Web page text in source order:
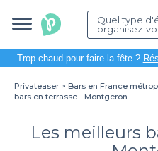
Quel type
organisez-
Trop chaud pour faire la fête ?
Privateaser Bars en France
bars en terrasse - Montgeron
Les meilleurs